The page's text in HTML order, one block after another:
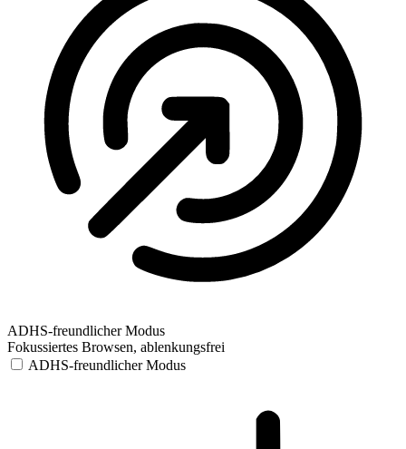
ADHS-freundlicher Modus
Fokussiertes Browsen, ablenkungsfrei
ADHS-freundlicher Modus